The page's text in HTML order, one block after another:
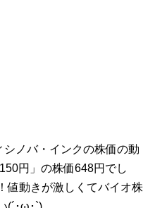
ノバ・インクの株価の動
円」の株価648円でし
値動きが激しくてバイオ株